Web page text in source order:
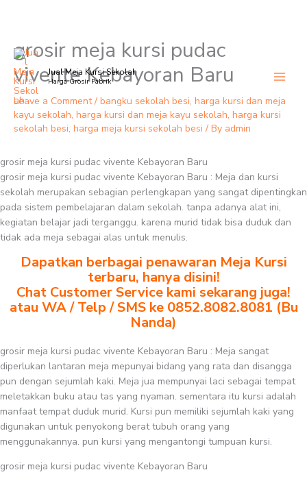
Skip
content
Jual Meja Kursi Sekolah
Harga Grosir Pabrik
grosir meja kursi pudac
vivente Kebayoran Baru
Leave a Comment / bangku sekolah besi, harga kursi dan meja
kayu sekolah, harga kursi dan meja kayu sekolah, harga kursi
sekolah besi, harga meja kursi sekolah besi / By admin
grosir meja kursi pudac vivente Kebayoran Baru
grosir meja kursi pudac vivente Kebayoran Baru : Meja dan kursi
sekolah merupakan sebagian perlengkapan yang sangat dipentingkan
pada sistem pembelajaran dalam sekolah. tanpa adanya alat ini,
kegiatan belajar jadi terganggu. karena murid tidak bisa duduk dan
tidak ada meja sebagai alas untuk menulis.
Dapatkan berbagai penawaran Meja Kursi
terbaru, hanya disini!
Chat Customer Service kami sekarang juga!
atau WA / Telp / SMS ke 0852.8082.8081 (Bu
Nanda)
grosir meja kursi pudac vivente Kebayoran Baru : Meja sangat
diperlukan lantaran meja mepunyai bidang yang rata dan disangga
pun dengan sejumlah kaki. Meja jua mempunyai laci sebagai tempat
meletakkan buku atau tas yang nyaman. sementara itu kursi adalah
manfaat tempat duduk murid. Kursi pun memiliki sejumlah kaki yang
digunakan untuk penyokong berat tubuh orang yang
menggunakannya. pun kursi yang mengantongi tumpuan kursi.
grosir meja kursi pudac vivente Kebayoran Baru